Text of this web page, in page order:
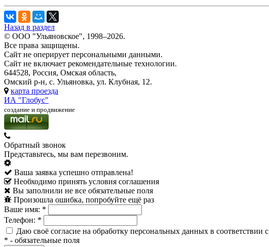
Назад в раздел
© ООО "Ульяновское", 1998–2026.
Все права защищены.
Сайт не оперирует персональными данными.
Сайт не включает рекомендательные технологии.
644528, Россия, Омская область,
Омский р-н, с. Ульяновка, ул. Клубная, 12.
карта проезда
ИА "Глобус"
создание и продвижение
Обратный звонок
Представьтесь, мы вам перезвоним.
Ваша заявка успешно отправлена!
Необходимо принять условия соглашения
Вы заполнили не все обязательные поля
Произошла ошибка, попробуйте ещё раз
Ваше имя: *
Телефон: *
Даю своё согласие на обработку персональных данных в соответствии с
* - обязательные поля